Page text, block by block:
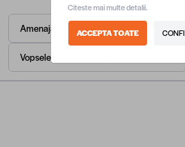
Amenajari interioare Vopsele
Vopsele pentru metal, grunduri si beton
Citeste mai multe detalii.
ACCEPTA TOATE